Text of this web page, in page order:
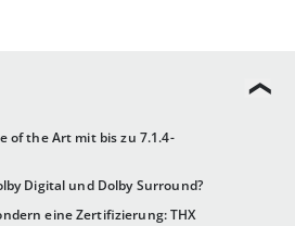
of the Art mit bis zu 7.1.4-
Digital und Dolby Surround?
eine Zertifizierung: THX